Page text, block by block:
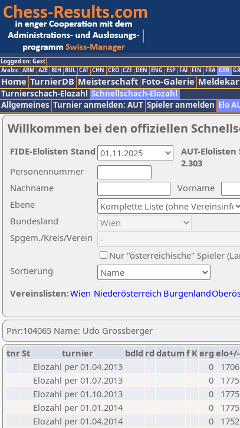
Logged on: Gast
Arabic ARM AZE BIH BUL CAT CHN CRO CZE DEN ENG ESP FAI FIN FRA GER
Home TurnierDB Meisterschaft Foto-Galerie
Turnierschach-Elozahl Schnellschach-Elozahl
Allgemeines Turnier anmelden: AUT Spieler anmelden Elo
Willkommen bei den offiziellen
Nachname
Vorname
Ebene
Sortierung
Personennummer
Bundesland
Spgem./Kreis/Verein
Nur "österreichische" Spieler
Vereinslisten:Wien Niederösterreich Burgenland
AUT-
2.303
FIDE-Elolisten Stand
Pnr:104065 Name: Udo Grossberger
tnrSt turnier bdld rd datumf Kerg elo+/-
Elozahl per 01.04.2013
0
1706
Elozahl per 01.07.2013
0
1775
Elozahl per 01.10.2013
0
1775
Elozahl per 01.01.2014
0
1775
Elozahl per 01.04.2014
0
1752